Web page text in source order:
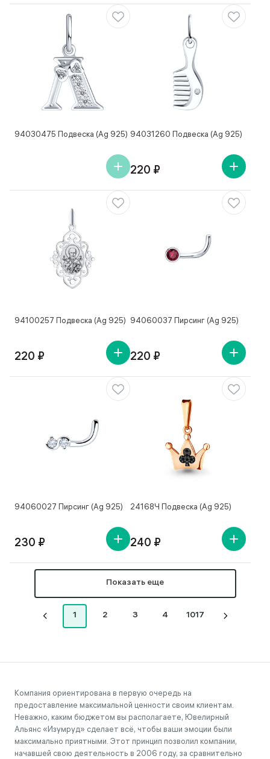
94030475 Подвеска (Ag 925) 94031260 Подвеска (Ag 925)
220 ₽
94100257 Подвеска (Ag 925)
220 ₽
94060037 Пирсинг (Ag 925)
220 ₽
94060027 Пирсинг (Ag 925)
230 ₽
24168Ч Подвеска (Ag 925)
240 ₽
Показать еще
1 2 3 4 1017
Компания ориентирована в первую очередь на
предоставление максимальной ценности своим клиентам.
Неважно, каким бюджетом вы располагаете, Ювелирный
Альянс «Изумруд» сделает всё, чтобы ваши эмоции были
максимально приятными. Этот принцип позволил компании,
начавшей свою деятельность в 2006 году, за сравнительно